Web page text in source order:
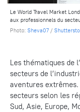
Le World Travel Market
aux professionnels du
Photo: Sheva07 /
Les thématiques de
secteurs de
aventures
secteurs selon les
Sud, Asie, Europe,